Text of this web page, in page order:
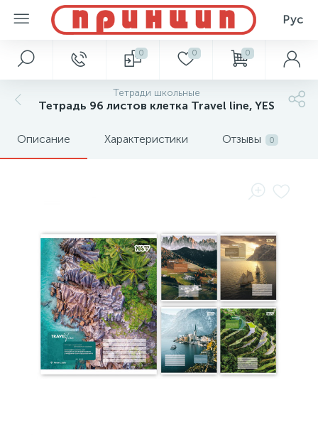
Рус
0 0 0
Тетради школьные
Тетрадь 96 листов клетка Travel line, YES
Описание Характеристики Отзывы 0